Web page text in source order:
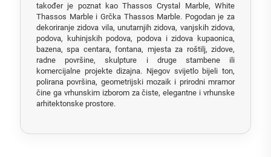
također je poznat kao Thassos Crystal Marble, White
Thassos Marble i Grčka Thassos Marble. Pogodan je za
dekoriranje zidova vila, unutarnjih zidova, vanjskih zidova,
podova, kuhinjskih podova, podova i zidova kupaonica,
bazena, spa centara, fontana, mjesta za roštilj, zidove,
radne površine, skulpture i druge stambene ili
komercijalne projekte dizajna. Njegov svijetlo bijeli ton,
polirana površina, geometrijski mozaik i prirodni mramor
čine ga vrhunskim izborom za čiste, elegantne i vrhunske
arhitektonske prostore.